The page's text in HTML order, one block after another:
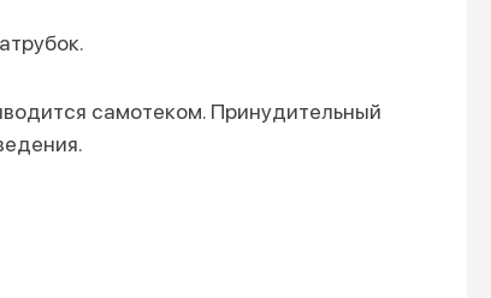
самотеком. Принудительный